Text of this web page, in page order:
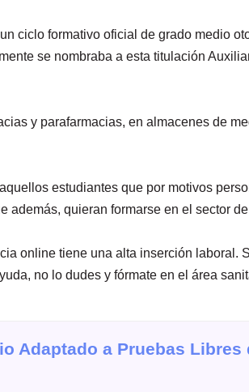
ciclo formativo oficial de grado medio
se nombraba a esta titulación
y parafarmacias, en almacenes de
estudiantes que por motivos
además, quieran formarse en el sector
online tiene una alta inserción laboral.
no lo dudes y fórmate en el área
Adaptado a Pruebas Libres